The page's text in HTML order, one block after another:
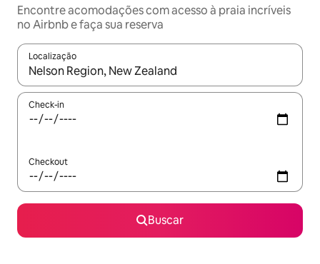
Encontre acomodações com acesso à praia incríveis
no Airbnb e faça sua reserva
Localização
Quando os resultados estiverem disponíveis, explore-os
Check-in
Checkout
Buscar